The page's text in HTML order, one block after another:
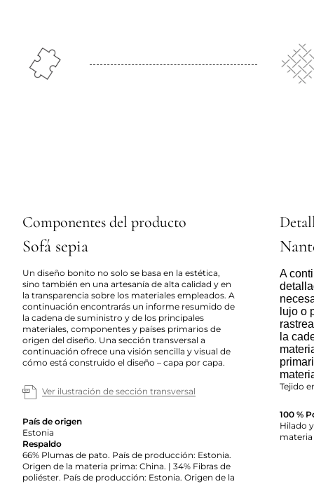
Componentes del producto
Sofá sepia
Un diseño bonito no solo se basa en la estética,
sino también en una artesanía de alta calidad y en
la transparencia sobre los materiales empleados. A
continuación encontrarás un informe resumido de
la cadena de suministro y de los principales
materiales, componentes y países primarios de
origen del diseño. Una sección transversal a
continuación ofrece una visión sencilla y visual de
cómo está construido el diseño – capa por capa.
Ver ilustración de sección transversal
País de origen
Estonia
Respaldo
66% Plumas de pato. País de producción: Estonia.
Origen de la materia prima: China. | 34% Fibras de
poliéster. País de producción: Estonia. Origen de la
A
lujo o
la
Tejido
100 %
Hilado